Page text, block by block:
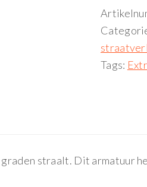
Tags:
straalt. Dit armatuur